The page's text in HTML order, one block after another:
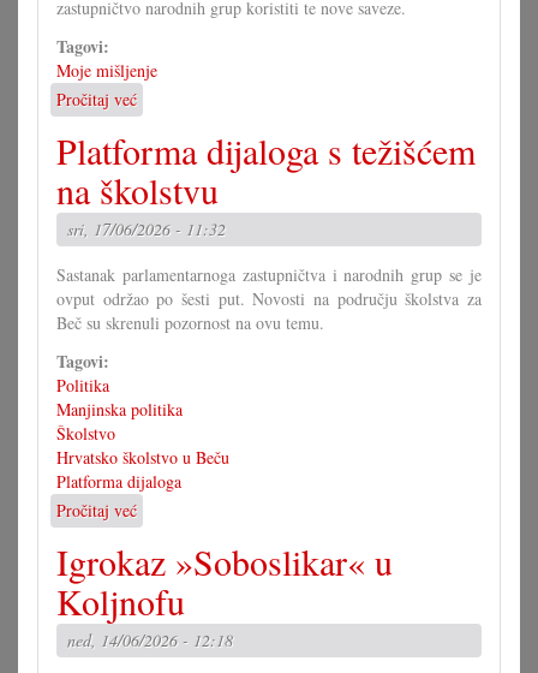
zastupničtvo narodnih grup koristiti te nove saveze.
Tagovi:
Moje mišljenje
Pročitaj već
Počinje
nova
era
u
Savjetu!?
Platforma dijaloga s težišćem
na školstvu
sri, 17/06/2026 - 11:32
Sastanak parlamentarnoga zastupničtva i narodnih grup se je
ovput održao po šesti put. Novosti na području školstva za
Beč su skrenuli pozornost na ovu temu.
Tagovi:
Politika
Manjinska politika
Školstvo
Hrvatsko školstvo u Beču
Platforma dijaloga
Pročitaj već
Platforma
dijaloga
s
težišćem
na
školstvu
Igrokaz »Soboslikar« u
Koljnofu
ned, 14/06/2026 - 12:18